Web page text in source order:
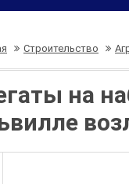
Строительство
на